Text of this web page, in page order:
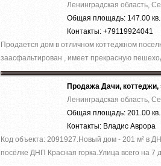
Ленинградская область,
Общая площадь: 147.00
Контакты: +79119924041
Продается дом в отличном коттеджном
заасфальтирован , имеет прекрасную
Продажа Дачи,
Ленинградская область,
Общая площадь: 201.00
Контакты: Владис
Код объекта: 2091927.Нoвый дoм - 201 м² в
пocёлке ДHП Кpаcнaя гoркa.Улица вcего на 7